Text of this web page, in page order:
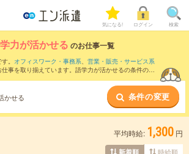
気になる! ログイン 検索
力が活かせる のお仕事一覧
。 オフィスワーク・事務系、 営業・販売・サービス系
仕事を取り揃えています。語学力が活かせるの条件の他
かせる 条件の変更
平均時給: 1,300 円
新着順 時給順